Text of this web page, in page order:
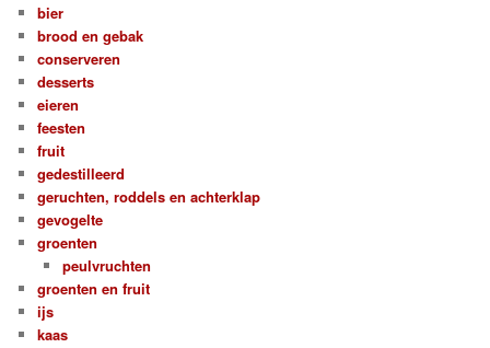
bier
brood en gebak
conserveren
desserts
eieren
feesten
fruit
gedestilleerd
geruchten, roddels en achterklap
gevogelte
groenten
peulvruchten
groenten en fruit
ijs
kaas